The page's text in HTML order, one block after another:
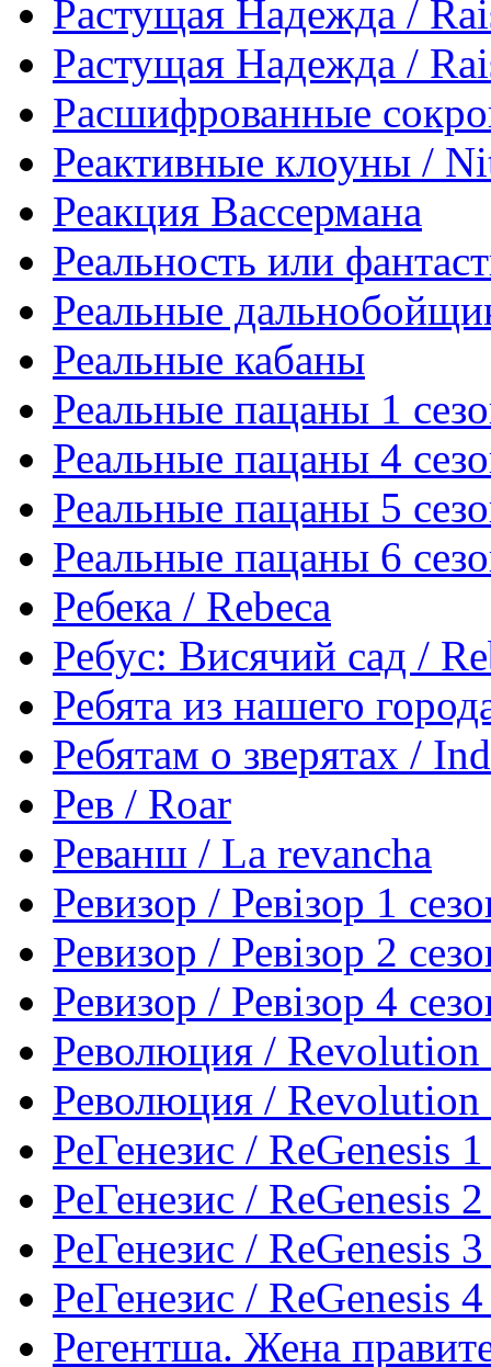
Растущая Надежда /
Растущая Надежда /
Расшифрованные
Реактивные клоуны /
Реакция Вассермана
Реальность или
Реальные
Реальные кабаны
Реальные пацаны 1
Реальные пацаны 4
Реальные пацаны 5
Реальные пацаны 6
Ребека / Rebeca
Ребус: Висячий сад /
Ребята из нашего
Ребятам о зверятах /
Рев / Roar
Реванш / La revancha
Ревизор / Ревізор 1
Ревизор / Ревізор 2
Ревизор / Ревізор 4
Революция / Revolution
Революция / Revolution
РеГенезис / ReGenesis
РеГенезис / ReGenesis
РеГенезис / ReGenesis
РеГенезис / ReGenesis
Регентша. Жена